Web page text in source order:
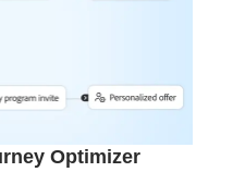
Optimizer